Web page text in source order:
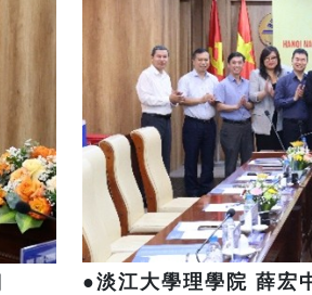
●淡江大學理學院 薛宏